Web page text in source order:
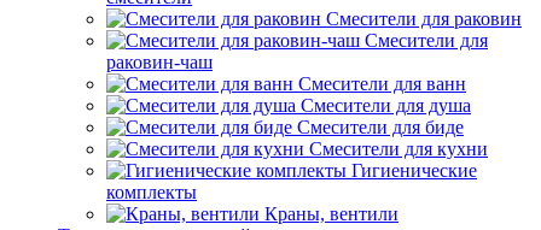
Смесители для раковин
Смесители для
раковин-чаш
Смесители для ванн
Смесители для душа
Смесители для биде
Смесители для кухни
Гигиенические
комплекты
Краны, вентили